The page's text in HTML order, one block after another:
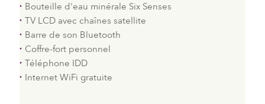
Bouteille d'eau minérale Six Senses
TV LCD avec chaînes satellite
Barre de son Bluetooth
Coffre-fort personnel
Téléphone IDD
Internet WiFi gratuite